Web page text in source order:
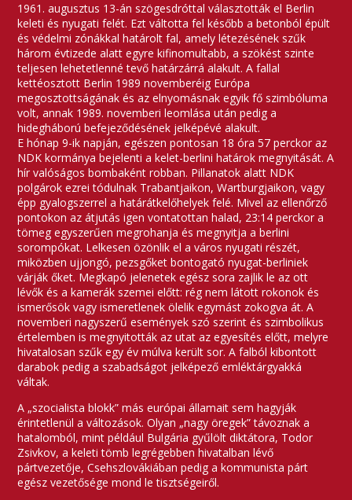
1961. augusztus 13-án szögesdróttal választották el Berlin
keleti és nyugati felét. Ezt váltotta fel később a betonból épült
és védelmi zónákkal határolt fal, amely létezésének szűk
három évtizede alatt egyre kifinomultabb, a szökést szinte
teljesen lehetetlenné tevő határzárrá alakult. A fallal
kettéosztott Berlin 1989 novemberéig Európa
megosztottságának és az elnyomásnak egyik fő szimbóluma
volt, annak 1989. novemberi leomlása után pedig a
hidegháború befejeződésének jelképévé alakult.
E hónap 9-ik napján, egészen pontosan 18 óra 57 perckor az
NDK kormánya bejelenti a kelet-berlini határok megnyitását. A
hír valóságos bombaként robban. Pillanatok alatt NDK
polgárok ezrei tódulnak Trabantjaikon, Wartburgjaikon, vagy
épp gyalogszerrel a határátkelőhelyek felé. Mivel az ellenőrző
pontokon az átjutás igen vontatottan halad, 23:14 perckor a
tömeg egyszerűen megrohanja és megnyitja a berlini
sorompókat. Lelkesen özönlik el a város nyugati részét,
miközben ujjongó, pezsgőket bontogató nyugat-berliniek
várják őket. Megkapó jelenetek egész sora zajlik le az ott
lévők és a kamerák szemei előtt: rég nem látott rokonok és
ismerősök vagy ismeretlenek ölelik egymást zokogva át. A
novemberi nagyszerű események szó szerint és szimbolikus
értelemben is megnyitották az utat az egyesítés előtt, melyre
hivatalosan szűk egy év múlva került sor. A falból kibontott
darabok pedig a szabadságot jelképező emléktárgyakká
váltak.
A „szocialista blokk” más európai államait sem hagyják
érintetlenül a változások. Olyan „nagy öregek” távoznak a
hatalomból, mint például Bulgária gyűlölt diktátora, Todor
Zsivkov, a keleti tömb legrégebben hivatalban lévő
pártvezetője, Csehszlovákiában pedig a kommunista párt
egész vezetősége mond le tisztségeiről.